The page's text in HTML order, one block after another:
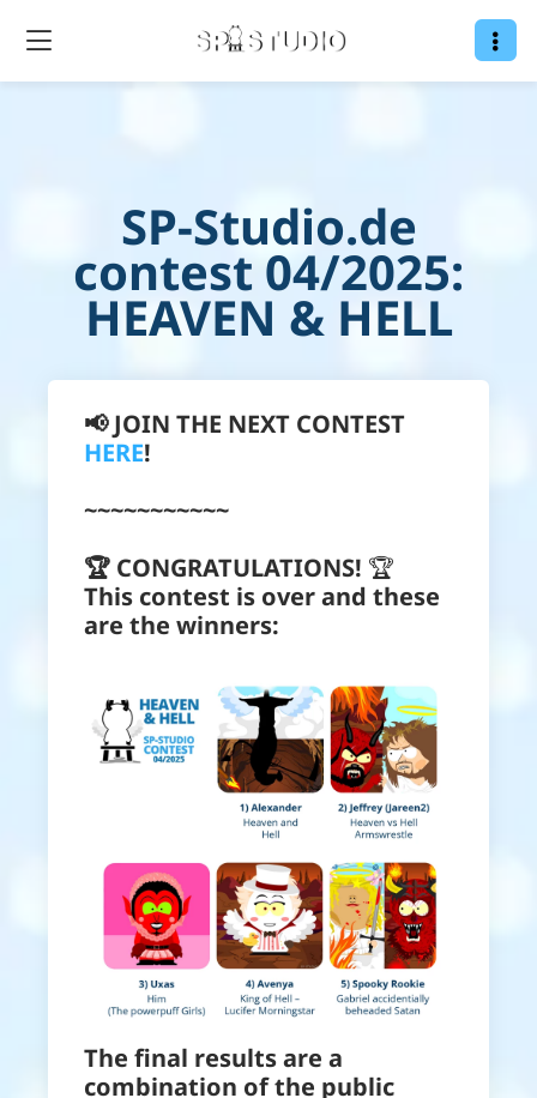
SP-Studio.de
contest 04/2025:
HEAVEN & HELL
📢 JOIN THE NEXT CONTEST
HERE!
~~~~~~~~~~~
🏆 CONGRATULATIONS! 🏆
This contest is over and these
are the winners:
The final results are a
combination of the public